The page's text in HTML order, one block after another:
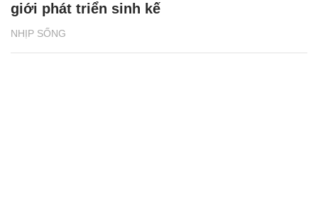
NHỊP SỐNG
giới phát triển sinh kế